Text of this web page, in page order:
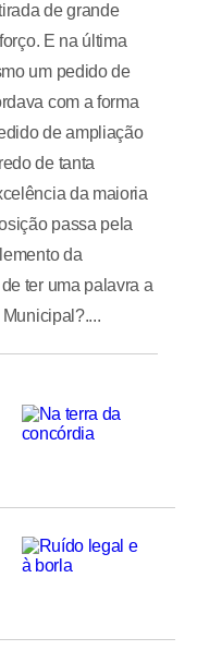
de grande
E na última
um pedido de
com a forma
de ampliação
de tanta
da maioria
passa pela
da
ter uma palavra a